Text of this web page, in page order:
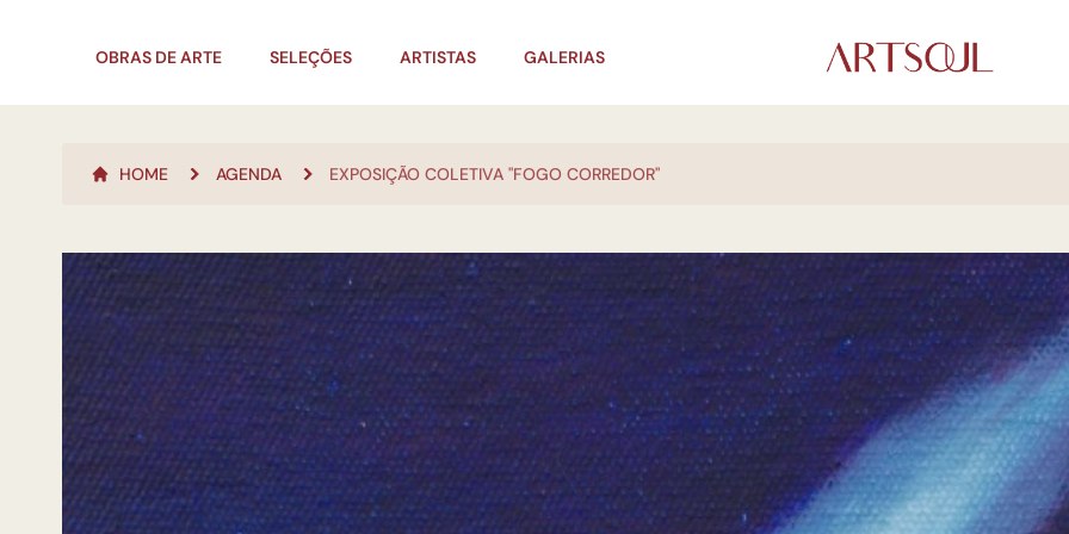
OBRAS DE ARTE SELEÇÕES ARTISTAS GALERIAS
HOME AGENDA EXPOSIÇÃO COLETIVA "FOGO CORREDOR"